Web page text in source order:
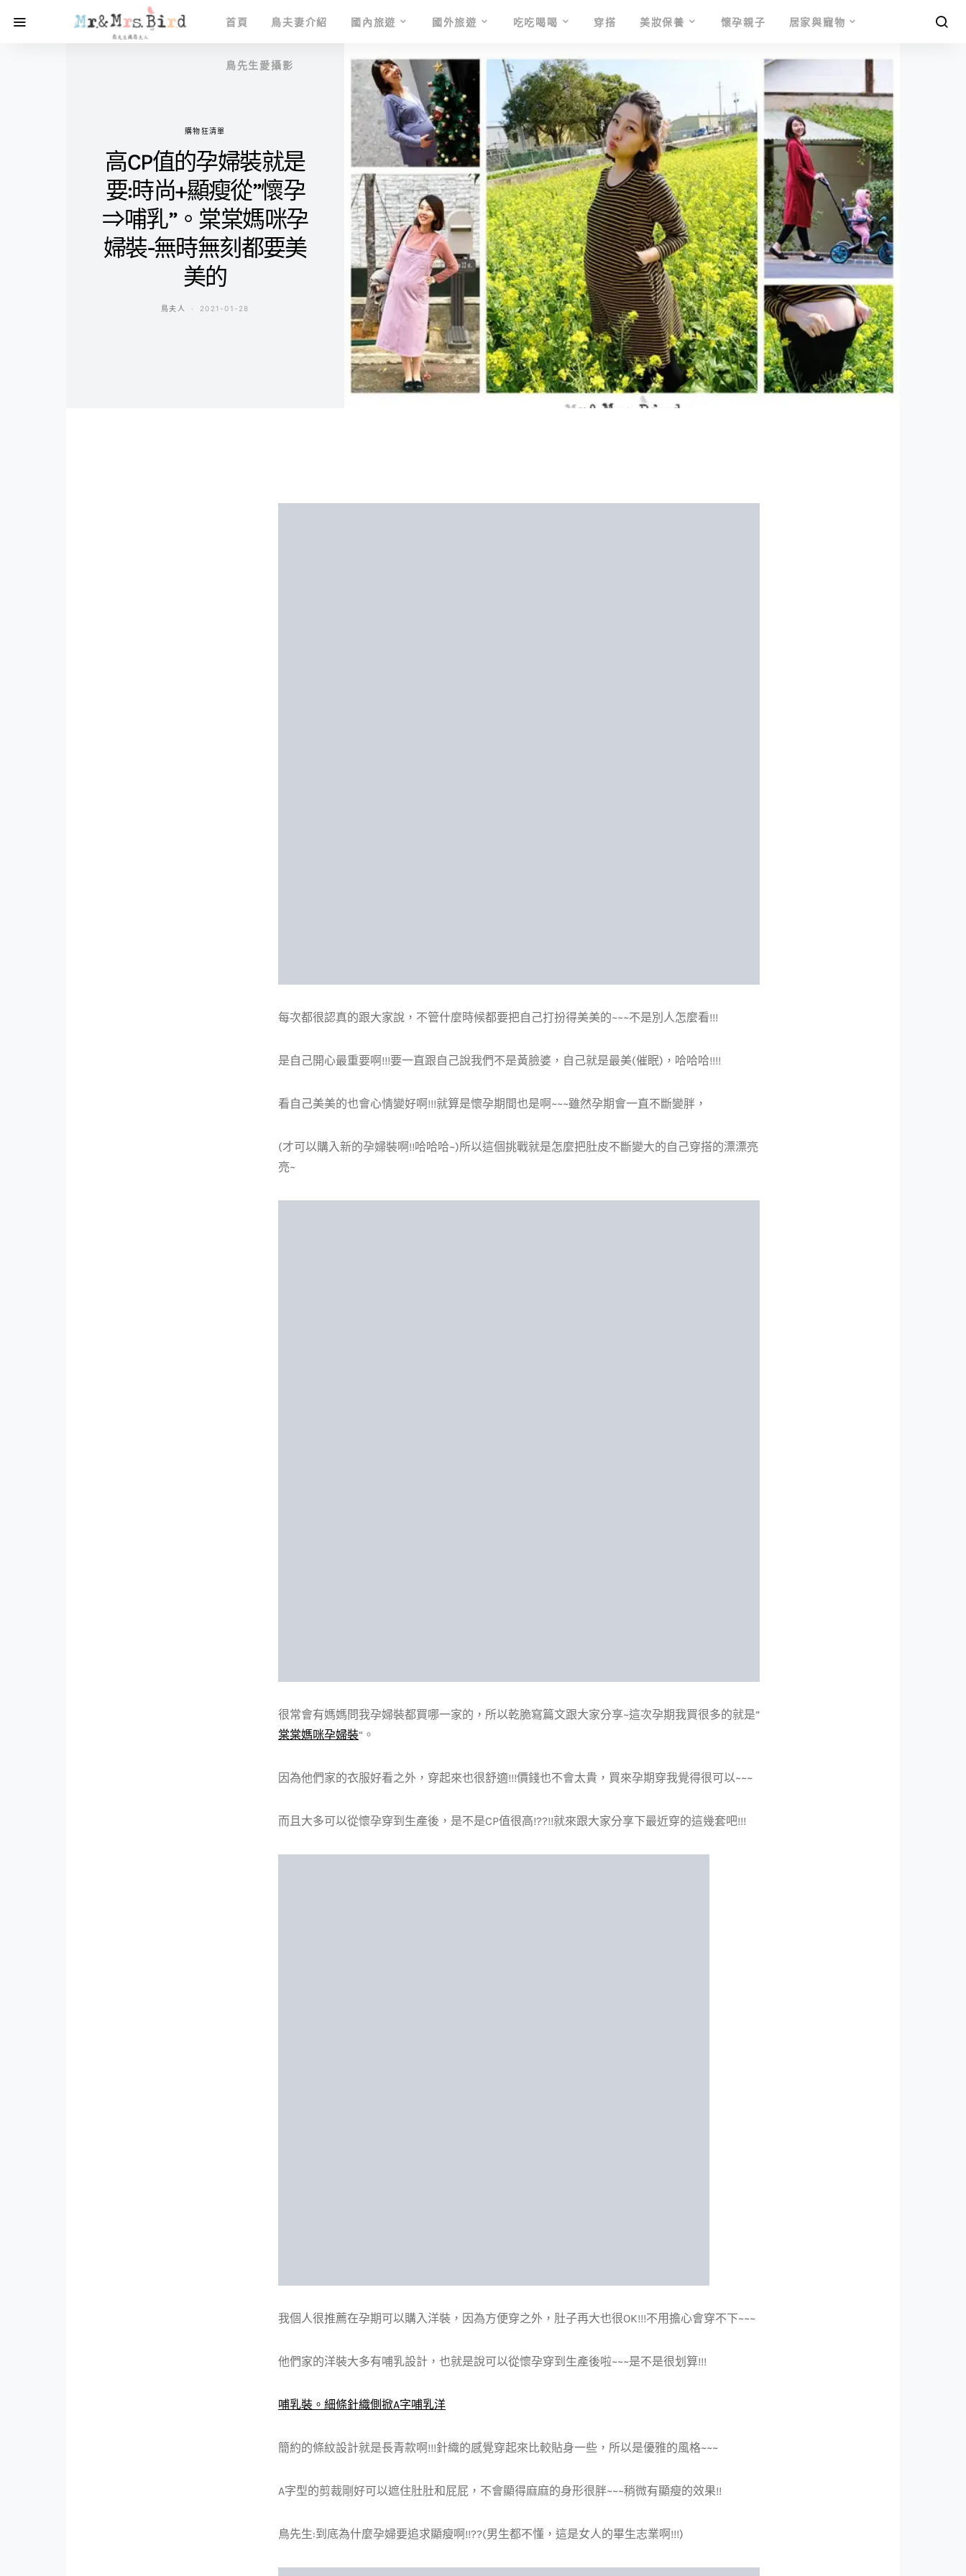
首頁 鳥夫妻介紹 國內旅遊 國外旅遊 吃吃喝喝 穿搭 美妝保養 懷孕親子 居家與寵物
鳥先生愛攝影
購物狂清單
高CP值的孕婦裝就是
要:時尚+顯瘦從”懷孕
⇒哺乳”。棠棠媽咪孕
婦裝-無時無刻都要美
美的
鳥夫人 2021-01-28
每次都很認真的跟大家說，不管什麼時候都要把自己打扮得美美的~~~不是別人怎麼看!!!
是自己開心最重要啊!!!要一直跟自己說我們不是黃臉婆，自己就是最美(催眠)，哈哈哈!!!!
看自己美美的也會心情變好啊!!!就算是懷孕期間也是啊~~~雖然孕期會一直不斷變胖，
(才可以購入新的孕婦裝啊!!哈哈哈~)所以這個挑戰就是怎麼把肚皮不斷變大的自己穿搭的漂漂亮
亮~
很常會有媽媽問我孕婦裝都買哪一家的，所以乾脆寫篇文跟大家分享~這次孕期我買很多的就是”
棠棠媽咪孕婦裝“。
因為他們家的衣服好看之外，穿起來也很舒適!!!價錢也不會太貴，買來孕期穿我覺得很可以~~~
而且大多可以從懷孕穿到生產後，是不是CP值很高!??!!就來跟大家分享下最近穿的這幾套吧!!!
我個人很推薦在孕期可以購入洋裝，因為方便穿之外，肚子再大也很OK!!!不用擔心會穿不下~~~
他們家的洋裝大多有哺乳設計，也就是說可以從懷孕穿到生產後啦~~~是不是很划算!!!
哺乳裝。細條針織側掀A字哺乳洋
簡約的條紋設計就是長青款啊!!!針織的感覺穿起來比較貼身一些，所以是優雅的風格~~~
A字型的剪裁剛好可以遮住肚肚和屁屁，不會顯得麻麻的身形很胖~~~稍微有顯瘦的效果!!
鳥先生:到底為什麼孕婦要追求顯瘦啊!!??(男生都不懂，這是女人的畢生志業啊!!!)